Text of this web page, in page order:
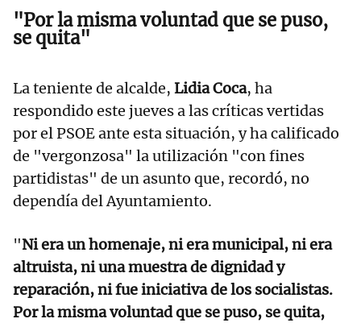
"Por la misma voluntad que se puso,
se quita"
La teniente de alcalde, Lidia Coca, ha
respondido este jueves a las críticas vertidas
por el PSOE ante esta situación, y ha calificado
de "vergonzosa" la utilización "con fines
partidistas" de un asunto que, recordó, no
dependía del Ayuntamiento.
"Ni era un homenaje, ni era municipal, ni era
altruista, ni una muestra de dignidad y
reparación, ni fue iniciativa de los socialistas.
Por la misma voluntad que se puso, se quita,